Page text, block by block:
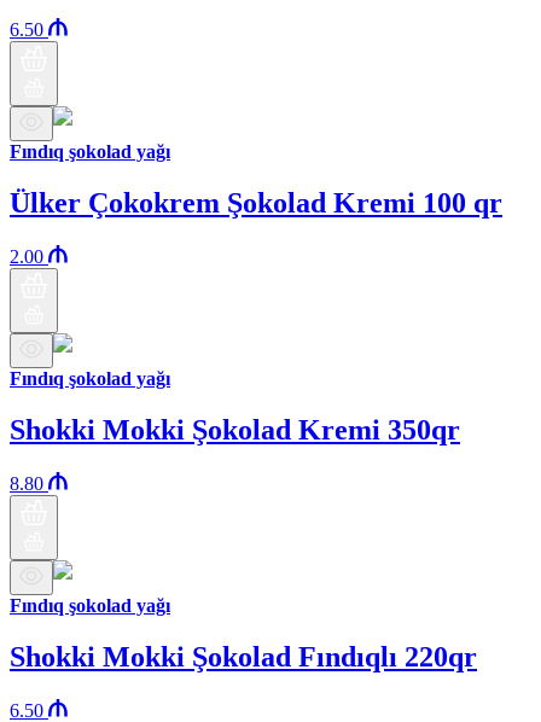
6.50
Fındıq şokolad yağı
Ülker Çokokrem Şokolad Kremi 100 qr
2.00
Fındıq şokolad yağı
Shokki Mokki Şokolad Kremi 350qr
8.80
Fındıq şokolad yağı
Shokki Mokki Şokolad Fındıqlı 220qr
6.50